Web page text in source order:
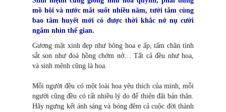
mồ hôi và nước mắt suốt nhiều năm, tưới tắm cùng
bao tâm huyết mới có được thời khắc nở nụ cười
ngắm nhìn thế gian.
Gương mặt xinh đẹp như bông hoa e ấp, tấm chân tình
sắt son như đoá hồng chớm nở… Tất cả đều như hoa,
và sinh mệnh cũng là hoa.
Mỗi người đều có một loài hoa yêu thích của mình, mỗi
người cũng đều có rất nhiều lý do để thiện đãi bản thân.
Hãy ngưng kết ánh sáng và bóng đêm cả cuộc đời thành